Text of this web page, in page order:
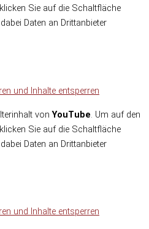
Sie auf die Schaltfläche
Daten an Drittanbieter
und Inhalte entsperren
vonYouTube . Um auf den
Sie auf die Schaltfläche
Daten an Drittanbieter
und Inhalte entsperren